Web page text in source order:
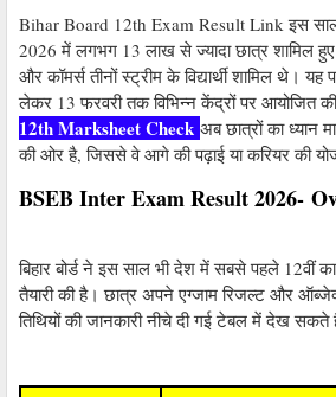
Bihar Board 12th Exam Result Link इस साल
2026 में लगभग 13 लाख से ज्यादा छात्र शामिल
और कॉमर्स तीनों स्ट्रीम के विद्यार्थी शामिल थे। यह
लेकर 13 फरवरी तक विभिन्न केंद्रों पर आयोजित
12th Marksheet Check अब छात्रों का ध्यान
की ओर है, जिससे वे आगे की पढ़ाई या करियर की
BSEB Inter Exam Result 2026-
बिहार बोर्ड ने इस साल भी देश में सबसे पहले 12वीं
तैयारी की है। छात्र अपने एग्जाम रिजल्ट और
तिथियों की जानकारी नीचे दी गई टेबल में देख सकते